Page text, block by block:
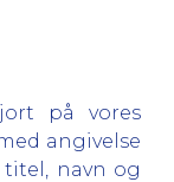
på vores
angivelse
navn og